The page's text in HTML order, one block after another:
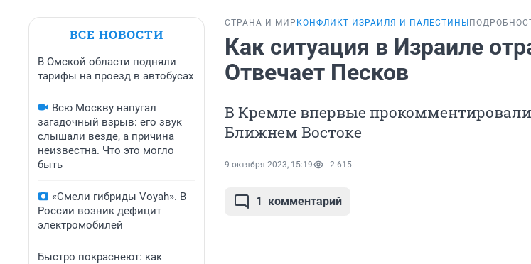
ВСЕ НОВОСТИ
В Омской области подняли
тарифы на проезд в автобусах
Всю Москву напугал
загадочный взрыв: его звук
слышали везде, а причина
неизвестна. Что это могло
быть
«Смели гибриды Voyah». В
России возник дефицит
электромобилей
Быстро покраснеют: как
СТРАНА И МИР КОНФЛИКТ ИЗРАИЛЯ И ПАЛЕСТИНЫ
Как ситуация в Израиле
Отвечает Песков
В Кремле впервые прокомментировали
Ближнем Востоке
9 октября 2023, 15:19 2 615
1 комментарий